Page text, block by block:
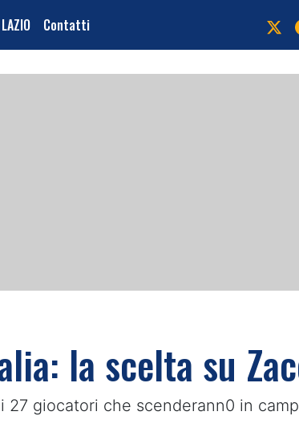
Contatti
la scelta su
27 giocatori che scenderann0 in